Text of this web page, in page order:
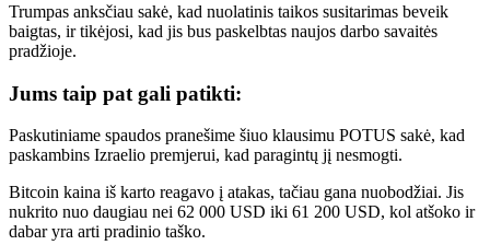
Trumpas anksčiau sakė, kad nuolatinis taikos susitarimas beveik
baigtas, ir tikėjosi, kad jis bus paskelbtas naujos darbo savaitės
pradžioje.
Jums taip pat gali patikti:
Paskutiniame spaudos pranešime šiuo klausimu POTUS sakė, kad
paskambins Izraelio premjerui, kad paragintų jį nesmogti.
Bitcoin kaina iš karto reagavo į atakas, tačiau gana nuobodžiai. Jis
nukrito nuo daugiau nei 62 000 USD iki 61 200 USD, kol atšoko ir
dabar yra arti pradinio taško.